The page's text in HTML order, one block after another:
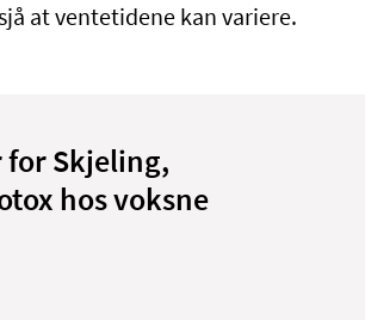
at ventetidene kan variere.
for Skjeling,
hos voksne